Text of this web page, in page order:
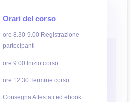
Orari del corso
ore 8.30-9.00 Registrazione
partecipanti
ore 9.00 Inizio corso
ore 12.30 Termine corso
Consegna Attestati ed ebook